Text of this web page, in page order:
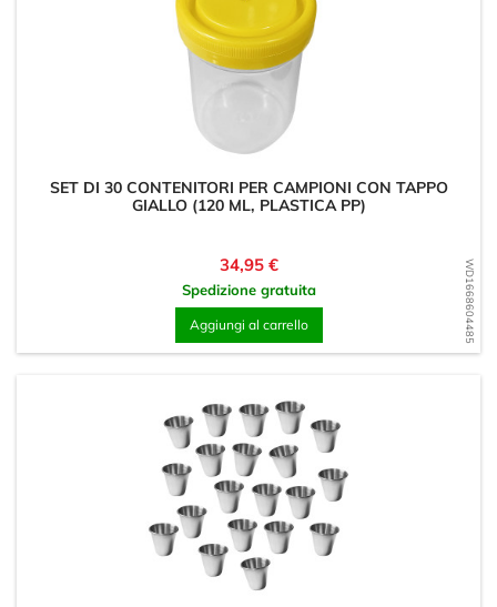
WD1668604485
SET DI 30 CONTENITORI PER CAMPIONI CON TAPPO
GIALLO (120 ML, PLASTICA PP)
Prezzo
34,95 €
Spedizione gratuita
Aggiungi al carrello